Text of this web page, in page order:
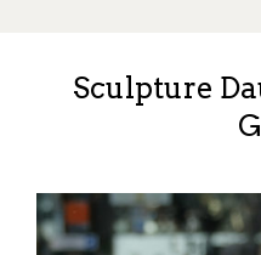
Sculpture